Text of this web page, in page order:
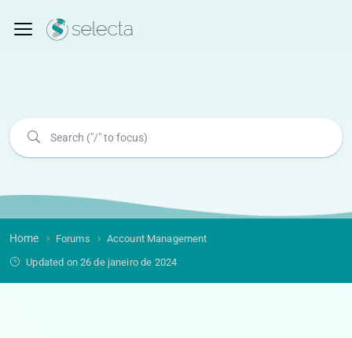
Home Forums
Account Management
Updated on 26 de janeiro de 2024